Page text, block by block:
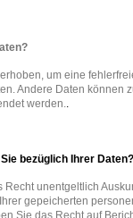
um eine
Andere Daten können
werden..
bezüglich Ihrer Daten?
unentgeltlich
gepeicherten
Sie das Recht auf